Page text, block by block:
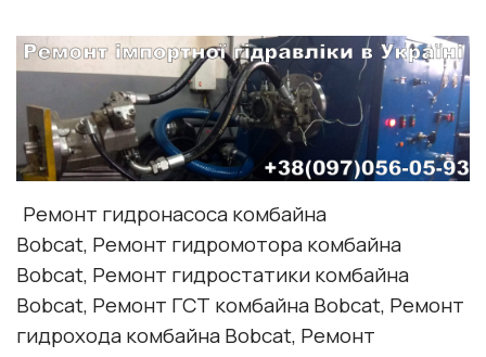
Ремонт гидронасоса комбайна
Bobcat, Ремонт гидромотора комбайна
Bobcat, Ремонт гидростатики комбайна
Bobcat, Ремонт ГСТ комбайнаBobcat, Ремонт
гидрохода комбайнаBobcat, Ремонт